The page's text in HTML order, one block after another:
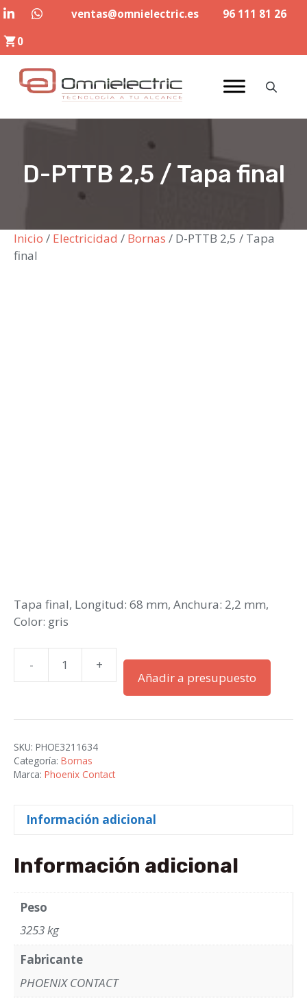
Saltar
contenido
ventas@omnielectric.es
96 111 81 26
0
D-PTTB 2,5 / Tapa final
Inicio / Electricidad / Bornas / D-PTTB 2,5 / Tapa
final
Tapa final, Longitud: 68 mm, Anchura: 2,2 mm,
Color: gris
-
PTTB
/
+
Añadir a presupuesto
SKU: PHOE3211634
Categoría: Bornas
Marca: Phoenix Contact
Información adicional
Información adicional
Peso
3253 kg
Fabricante
PHOENIX CONTACT